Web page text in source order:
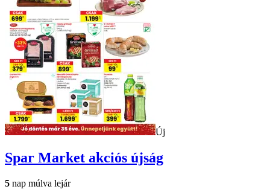
Új
Spar Market akciós újság
5 nap múlva lejár